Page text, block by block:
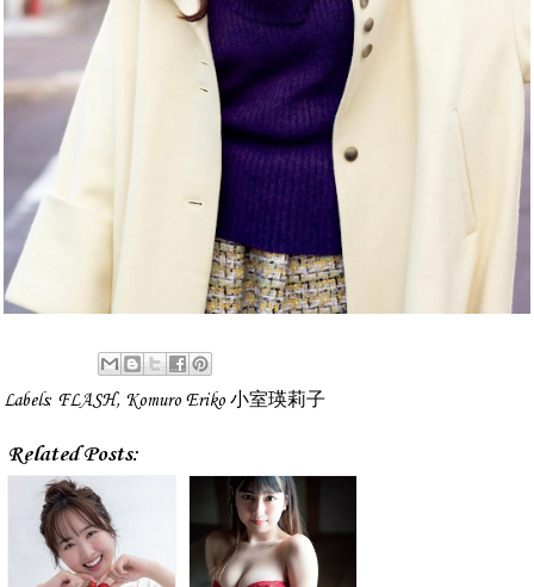
Labels: FLASH, Komuro Eriko 小室瑛莉子
Related Posts: